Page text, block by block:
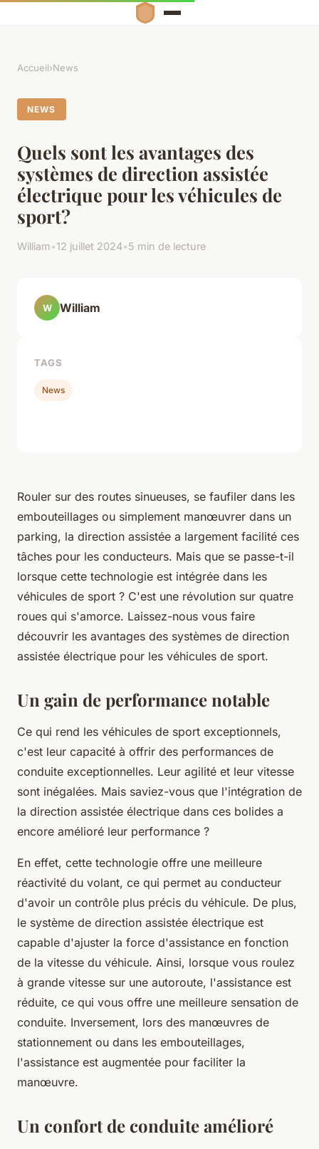
Accueil›News
NEWS
Quels sont les avantages des
systèmes de direction assistée
électrique pour les véhicules de
sport?
William•12 juillet 2024•5 min de lecture
Rouler sur des routes sinueuses, se faufiler dans les
embouteillages ou simplement manœuvrer dans un
parking, la direction assistée a largement facilité ces
tâches pour les conducteurs. Mais que se passe-t-il
lorsque cette technologie est intégrée dans les
véhicules de sport ? C'est une révolution sur quatre
roues qui s'amorce. Laissez-nous vous faire
découvrir les avantages des systèmes de direction
assistée électrique pour les véhicules de sport.
Un gain de performance notable
Ce qui rend les véhicules de sport exceptionnels,
c'est leur capacité à offrir des performances de
conduite exceptionnelles. Leur agilité et leur vitesse
sont inégalées. Mais saviez-vous que l'intégration de
la direction assistée électrique dans ces bolides a
encore amélioré leur performance ?
En effet, cette technologie offre une meilleure
réactivité du volant, ce qui permet au conducteur
d'avoir un contrôle plus précis du véhicule. De plus,
le système de direction assistée électrique est
capable d'ajuster la force d'assistance en fonction
de la vitesse du véhicule. Ainsi, lorsque vous roulez
à grande vitesse sur une autoroute, l'assistance est
réduite, ce qui vous offre une meilleure sensation de
conduite. Inversement, lors des manœuvres de
stationnement ou dans les embouteillages,
l'assistance est augmentée pour faciliter la
manœuvre.
Un confort de conduite amélioré
W William
TAGS
News